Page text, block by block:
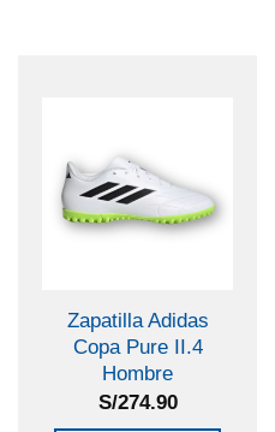
Zapatilla Adidas
Copa Pure II.4
Hombre
S/274.90